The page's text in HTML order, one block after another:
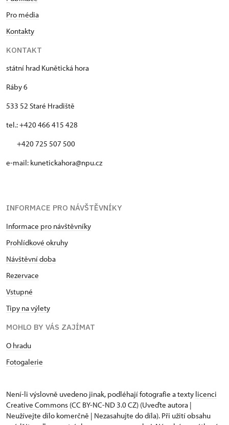
Pro média
Kontakty
KONTAKT
státní hrad Kunětická hora
Ráby 6
533 52 Staré Hradiště
tel.: +420 466 415 428
+420 725 507 500
e-mail: kunetickahora@npu.cz
INFORMACE PRO NÁVŠTĚVNÍKY
Informace pro návštěvníky
Prohlídkové okruhy
Návštěvní doba
Rezervace
Vstupné
Tipy na výlety
MOHLO BY VÁS ZAJÍMAT
O hradu
Fotogalerie
Není-li výslovně uvedeno jinak, podléhají fotografie a texty licenci
Creative Commons (CC BY-NC-ND 3.0 CZ) (Uveďte autora |
Neužívejte dílo komerčně | Nezasahujte do díla). Při užití obsahu